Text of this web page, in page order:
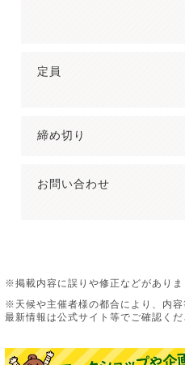
定員
締め切り
お問い合わせ
※掲載内容に誤りや修正などがありま
※天候や主催者様の都合により、内容
最新情報は公式サイト等でご確認くだ